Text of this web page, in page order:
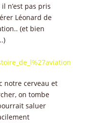
il n’est pas pris
Léonard de
(et bien
notre cerveau et
on tombe
saluer